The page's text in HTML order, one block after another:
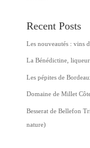
Recent Posts
Les nouveautés : vins
La Bénédictine,
Les pépites de
Domaine de Millet
Besserat de Bellefon
nature)